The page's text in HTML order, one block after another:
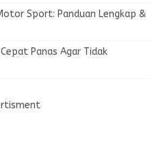
Sport: Panduan Lengkap &
Panas Agar Tidak